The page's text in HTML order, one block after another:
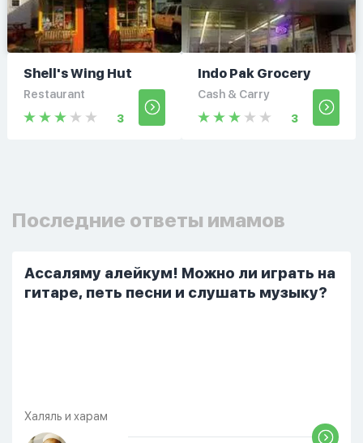
Shell's Wing Hut
Restaurant
3
Indo Pak Grocery
Cash & Carry
3
Последние ответы имамов
Ассаляму алейкум! Можно ли играть на
гитаре, петь песни и слушать музыку?
Халяль и харам